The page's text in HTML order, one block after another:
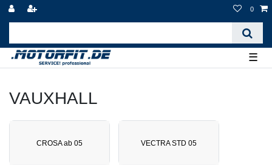
0
☰
VAUXHALL
CROSA ab 05 VECTRA STD 05